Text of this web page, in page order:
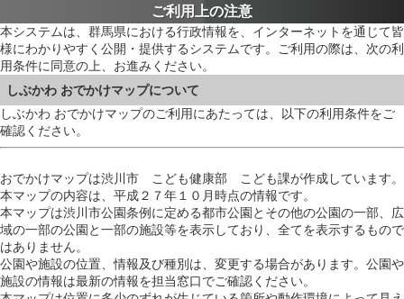
ご利用上の注意
本システムは、群馬県における行政情報を、インターネットを通じて皆
様にわかりやすく公開・提供するシステムです。ご利用の際は、次の利
用条件に同意の上、お進みください。
しぶかわ おでかけマップについて
しぶかわ おでかけマップのご利用にあたっては、以下の利用条件をご
確認ください。
おでかけマップは渋川市 こども健康部 こども課が作成しています。
本マップの内容は、平成２７年１０月時点の情報です。
本マップは渋川市公園条例に定める都市公園とその他の公園の一部、広
域の一部の公園と一部の施設等を表示しており、全てを表示するもので
はありません。
公園や施設の位置、情報及び種別は、変更する場合があります。公園や
施設の情報は最新の情報を担当窓口でご確認ください。